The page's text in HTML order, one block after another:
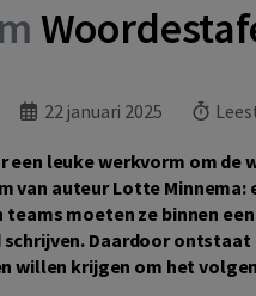
22 januari 2025
een leuke werkvorm om
van auteur Lotte
moeten ze binnen
Daardoor
willen krijgen om het